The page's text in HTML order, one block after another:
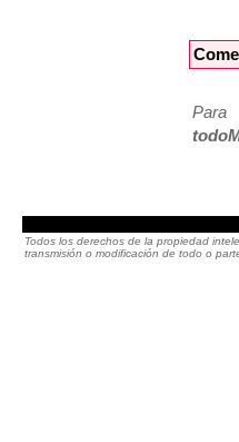
Para
Todos los derechos de la propiedad
transmisión o modificación de todo o